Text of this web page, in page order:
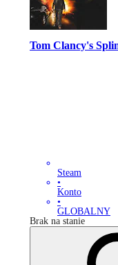
Tom Clancy's
Steam
•
Konto
•
GLOBALNY
Brak na stanie